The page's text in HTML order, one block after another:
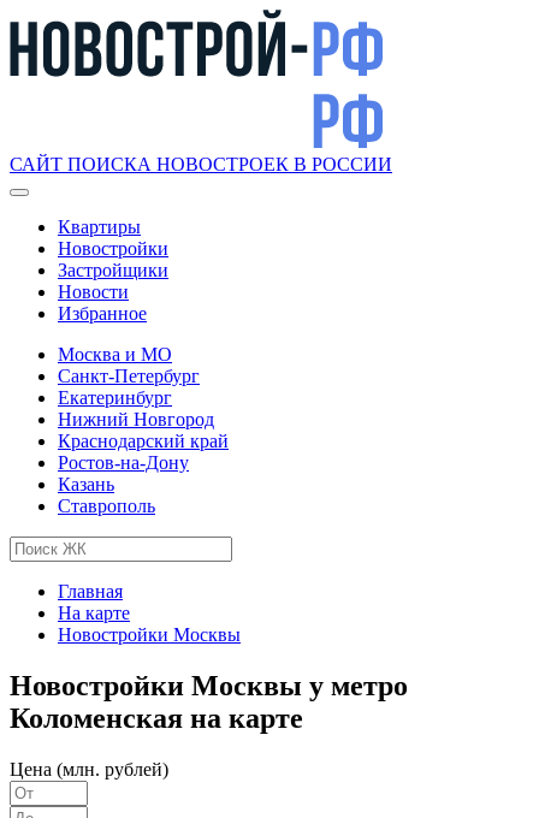
САЙТ ПОИСКА НОВОСТРОЕК В РОССИИ
Квартиры
Новостройки
Застройщики
Новости
Избранное
Москва и МО
Санкт-Петербург
Екатеринбург
Нижний Новгород
Краснодарский край
Ростов-на-Дону
Казань
Ставрополь
Главная
На карте
Новостройки Москвы
Новостройки Москвы у метро
Коломенская на карте
Цена (млн. рублей)